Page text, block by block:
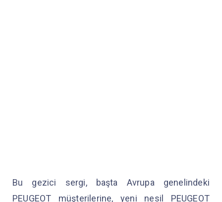
Bu gezici sergi, başta Avrupa genelindeki
PEUGEOT müşterilerine, yeni nesil PEUGEOT